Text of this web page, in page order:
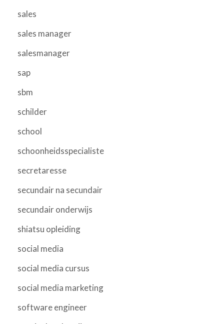
sales
sales manager
salesmanager
sap
sbm
schilder
school
schoonheidsspecialiste
secretaresse
secundair na secundair
secundair onderwijs
shiatsu opleiding
social media
social media cursus
social media marketing
software engineer